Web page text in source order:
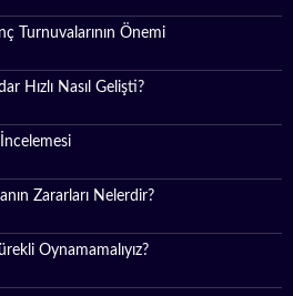
Turnuvalarının Önemi
Hızlı Nasıl Gelişti?
Zararları Nelerdir?
Oynamamalıyız?